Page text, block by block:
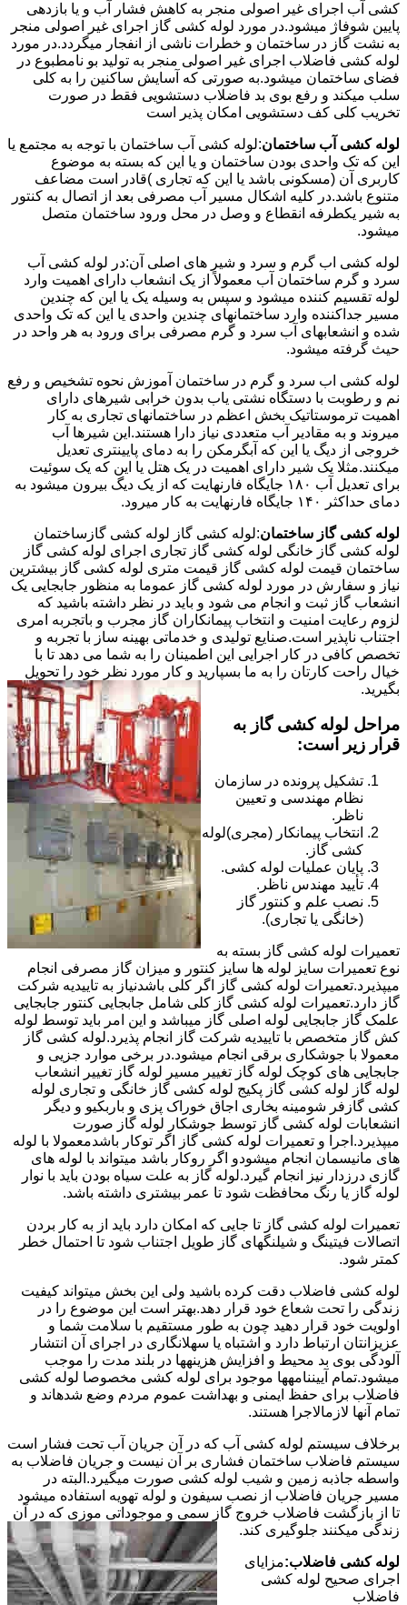
کشی آب اجرای غیر اصولی منجر به کاهش فشار آب و یا بازدهی
پایین شوفاژ میشود.در مورد لوله کشی گاز اجرای غیر اصولی منجر
به نشت گاز در ساختمان و خطرات ناشی از انفجار میگردد.در مورد
لوله کشی فاضلاب اجرای غیر اصولی منجر به تولید بو نامطبوع در
فضای ساختمان میشود.به صورتی که آسایش ساکنین را به کلی
سلب میکند و رفع بوی بد فاضلاب دستشویی فقط در صورت
تخریب کلی کف دستشویی امکان پذیر است
لوله کشی آب ساختمان:لوله کشی آب ساختمان با توجه به مجتمع یا
این که تک واحدی بودن ساختمان و یا این که بسته به موضوع
کاربری آن (مسکونی باشد یا این که تجاری )قادر است مضاعف
متنوع باشد.در کلیه اشکال مسیر آب مصرفی بعد از اتصال به کنتور
به شیر یکطرفه انقطاع و وصل در محل ورود ساختمان متصل
میشود.
لوله کشی اب گرم و سرد و شیر های اصلی آن:در لوله کشی آب
سرد و گرم ساختمان آب معمولاً از یک انشعاب دارای اهمیت وارد
لوله تقسیم کننده میشود و سپس به وسیله یک یا این که چندین
مسیر جداکننده وارد ساختمانهای چندین واحدی یا این که تک واحدی
شده و انشعابهای آب سرد و گرم مصرفی برای ورود به هر واحد در
حیث گرفته میشود.
لوله کشی اب سرد و گرم در ساختمان آموزش نحوه تشخیص و رفع
نم و رطوبت با دستگاه نشتی یاب بدون خرابی شیرهای دارای
اهمیت ترموستاتیک بخش اعظم در ساختمانهای تجاری به کار
میروند و به مقادیر آب متعددی نیاز دارا هستند.این شیرها آب
خروجی از دیگ یا این که آبگرمکن را به دمای پایینتری تعدیل
میکنند.مثلا یک شیر دارای اهمیت در یک هتل یا این که یک سوئیت
برای تعدیل آب ۱۸۰ جایگاه فارنهایت که از یک دیگ بیرون میشود به
دمای حداکثر ۱۴۰ جایگاه فارنهایت به کار میرود.
لوله کشی گاز ساختمان:لوله کشی گاز لوله کشی گازساختمان
لوله کشی گاز خانگی لوله کشی گاز تجاری اجرای لوله کشی گاز
ساختمان قیمت لوله کشی گاز قیمت متری لوله کشی گاز بیشترین
نیاز و سفارش در مورد لوله کشی گاز عموما به منظور جابجایی یک
انشعاب گاز ثبت و انجام می شود و باید در نظر داشته باشید که
لزوم رعایت امنیت و انتخاب پیمانکاران گاز مجرب و باتجربه امری
اجتناب ناپذیر است.صنایع تولیدی و خدماتی بهینه ساز با تجربه و
تخصص کافی در کار اجرایی این اطمینان را به شما می دهد تا با
خیال راحت کارتان را به ما بسپارید و کار مورد نظر خود را تحویل
بگیرید.
مراحل لوله کشی گاز به
قرار زیر است:
تشکیل پرونده در سازمان
نظام مهندسی و تعیین
ناظر.
انتخاب پیمانکار (مجری)لوله
کشی گاز.
پایان عملیات لوله کشی.
تأیید مهندس ناظر.
نصب علم و کنتور گاز
(خانگی یا تجاری).
تعمیرات لوله کشی گاز بسته به
نوع تعمیرات سایز لوله ها سایز کنتور و میزان گاز مصرفی انجام
میپذیرد.تعمیرات لوله کشی گاز اگر کلی باشدنیاز به تاییدیه شرکت
گاز دارد.تعمیرات لوله کشی گاز کلی شامل جابجایی کنتور جابجایی
علمک گاز جابجایی لوله اصلی گاز میباشد و این امر باید توسط لوله
کش گاز متخصص با تاییدیه شرکت گاز انجام پذیرد.لوله کشی گاز
معمولا با جوشکاری برقی انجام میشود.در برخی موارد جزیی و
جابجایی های کوچک لوله گاز تغییر مسیر لوله گاز تغییر انشعاب
لوله گاز لوله کشی گاز پکیج لوله کشی گاز خانگی و تجاری لوله
کشی گازفر شومینه بخاری اجاق خوراک پزی و باربکیو و دیگر
انشعابات لوله کشی گاز توسط جوشکار لوله گاز صورت
میپذیرد.اجرا و تعمیرات لوله کشی گاز اگر توکار باشدمعمولا با لوله
های مانیسمان انجام میشودو اگر روکار باشد میتواند با لوله های
گازی درزدار نیز انجام گیرد.لوله گاز به علت سیاه بودن باید با نوار
لوله گاز یا رنگ محافظت شود تا عمر بیشتری داشته باشد.
تعمیرات لوله کشی گاز تا جایی که امکان دارد باید از به کار بردن
اتصالات فیتینگ و شیلنگهای گاز طویل اجتناب شود تا احتمال خطر
کمتر شود.
لوله کشی فاضلاب دقت کرده باشید ولی این بخش میتواند کیفیت
زندگی را تحت شعاع خود قرار دهد.بهتر است این موضوع را در
اولویت خود قرار دهید چون به طور مستقیم با سلامت شما و
عزیزانتان ارتباط دارد و اشتباه یا سهلانگاری در اجرای آن انتشار
آلودگی بوی بد محیط و افزایش هزینهها در بلند مدت را موجب
میشود.تمام آییننامهها موجود برای لوله کشی مخصوصا لوله کشی
فاضلاب برای حفظ ایمنی و بهداشت عموم مردم وضع شدهاند و
تمام آنها لازمالاجرا هستند.
برخلاف سیستم لوله کشی آب که در آن جریان آب تحت فشار است
سیستم فاضلاب ساختمان فشاری بر آن نیست و جریان فاضلاب به
واسطه جاذبه زمین و شیب لوله کشی صورت میگیرد.البته در
مسیر جریان فاضلاب از نصب سیفون و لوله تهویه استفاده میشود
تا از بازگشت فاضلاب خروج گاز سمی و موجوداتی موزی که در آن
زندگی میکنند جلوگیری کند.
لوله کشی فاضلاب:مزایای
اجرای صحیح لوله کشی
فاضلاب